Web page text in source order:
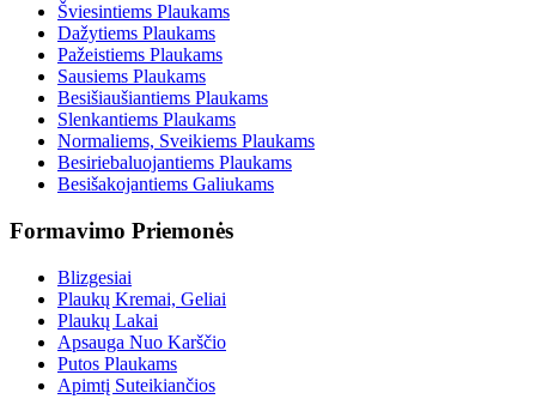
Šviesintiems Plaukams
Dažytiems Plaukams
Pažeistiems Plaukams
Sausiems Plaukams
Besišiaušiantiems Plaukams
Slenkantiems Plaukams
Normaliems, Sveikiems Plaukams
Besiriebaluojantiems Plaukams
Besišakojantiems Galiukams
Formavimo Priemonės
Blizgesiai
Plaukų Kremai, Geliai
Plaukų Lakai
Apsauga Nuo Karščio
Putos Plaukams
Apimtį Suteikiančios